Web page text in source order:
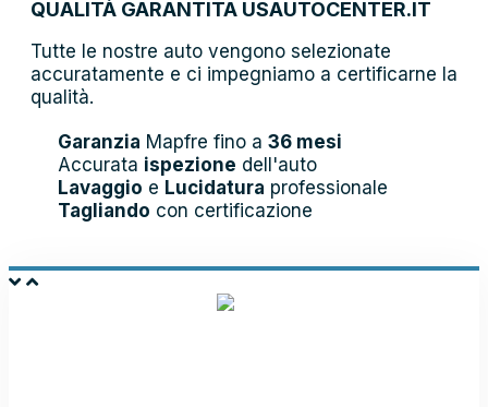
QUALITÀ GARANTITA USAUTOCENTER.IT
Tutte le nostre auto vengono selezionate
accuratamente e ci impegniamo a certificarne la
qualità.
Garanzia Mapfre fino a 36 mesi
Accurata ispezione dell'auto
Lavaggio e Lucidatura professionale
Tagliando con certificazione